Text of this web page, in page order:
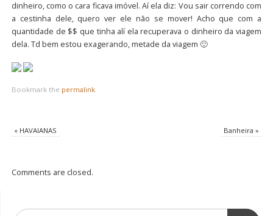
dinheiro, como o cara ficava imóvel. Aí ela diz: Vou sair correndo com
a cestinha dele, quero ver ele não se mover! Acho que com a
quantidade de $$ que tinha alí ela recuperava o dinheiro da viagem
dela. Td bem estou exagerando, metade da viagem 🙂
Bookmark the permalink.
«HAVAIANAS Banheira»
Comments are closed.